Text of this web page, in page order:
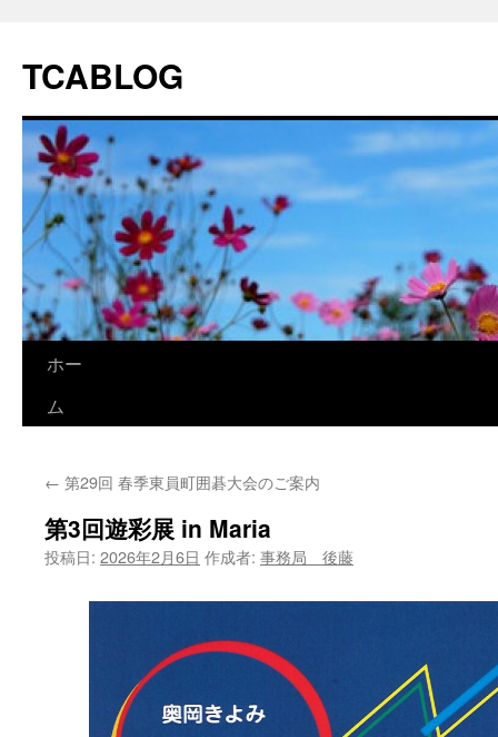
TCABLOG
ン
ツ
へ
ホー
ム
← 第29回 春季東員町囲碁大会のご案内
第3回遊彩展 in Maria
投稿日: 2026年2月6日 作成者: 事務局 後藤